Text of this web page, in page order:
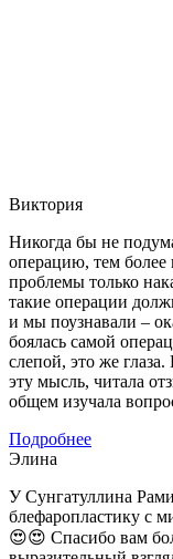
Виктория
Никогда бы не
операцию, тем более
проблемы только
такие операции
и мы поузнавали –
боялась самой
слепой, это же
эту мысль, читала
общем изучала
Подробнее
Элина
У Сунгатуллина
блефаропластику с
😍😍 Спасибо вам